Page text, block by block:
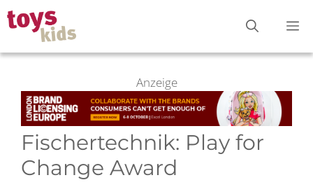
Zum
Inhalt
springen
Anzeige
Fischertechnik: Play for
Change Award